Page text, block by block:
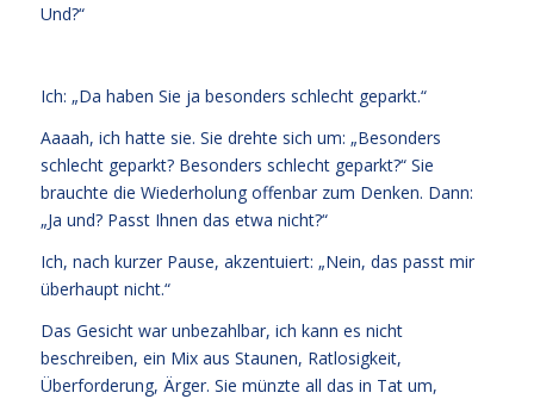
Und?“
Ich: „Da haben Sie ja besonders schlecht geparkt.“
Aaaah, ich hatte sie. Sie drehte sich um: „Besonders
schlecht geparkt? Besonders schlecht geparkt?“ Sie
brauchte die Wiederholung offenbar zum Denken. Dann:
„Ja und? Passt Ihnen das etwa nicht?“
Ich, nach kurzer Pause, akzentuiert: „Nein, das passt mir
überhaupt nicht.“
Das Gesicht war unbezahlbar, ich kann es nicht
beschreiben, ein Mix aus Staunen, Ratlosigkeit,
Überforderung, Ärger. Sie münzte all das in Tat um,